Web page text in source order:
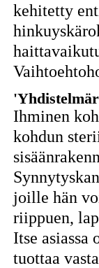
kehitetty
Ihminen
kohdun
joille hän
riippuen,
Itse
tuottaa